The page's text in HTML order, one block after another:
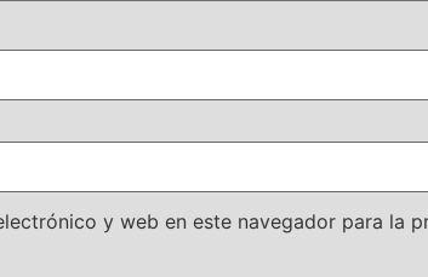
y web en este navegador para la